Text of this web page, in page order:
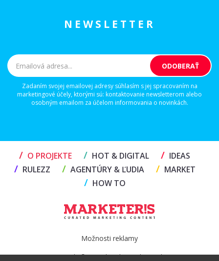
NEWSLETTER
Zadaním svojej emailovej adresy súhlasím s jej spracovaním na
marketingové účely, ktorými sú: kontaktovanie newsletterom alebo
osobným emailom za účelom informovania o novinkách.
/ O PROJEKTE / HOT & DIGITAL / IDEAS
/ RULEZZ / AGENTÚRY & ĽUDIA / MARKET
/ HOW TO
Možnosti reklamy
Copyright© 2026 by TheMarketers.biz